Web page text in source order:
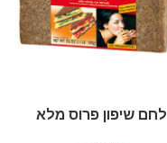
לחם שיפון פרוס מלא